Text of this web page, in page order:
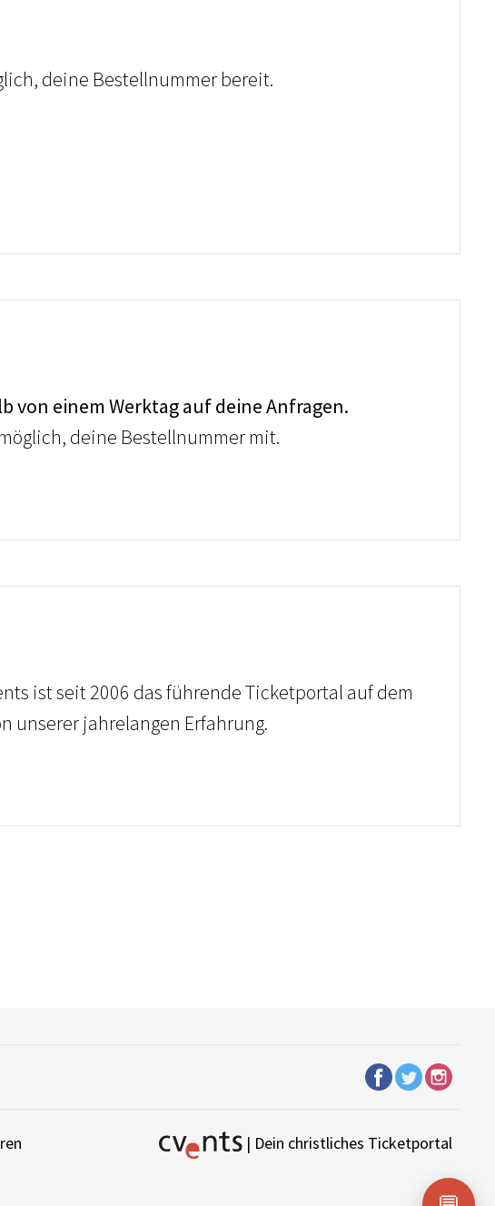
deine Bestellnummer bereit.
von einem Werktag auf deine Anfragen.
deine Bestellnummer mit.
ist seit 2006 das führende Ticketportal auf dem
unserer jahrelangen Erfahrung.
| Dein christliches Ticketportal